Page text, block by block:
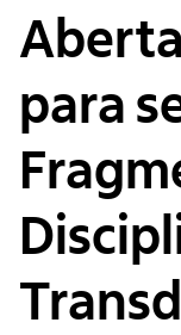
Editais
Contato
para